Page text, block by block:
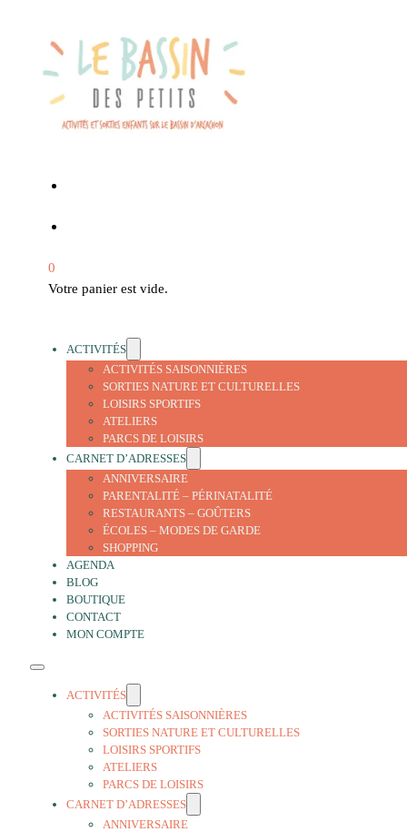
0
Votre panier est vide.
ACTIVITÉS
ACTIVITÉS SAISONNIÈRES
SORTIES NATURE ET CULTURELLES
LOISIRS SPORTIFS
ATELIERS
PARCS DE LOISIRS
CARNET D’ADRESSES
ANNIVERSAIRE
PARENTALITÉ – PÉRINATALITÉ
RESTAURANTS – GOÛTERS
ÉCOLES – MODES DE GARDE
SHOPPING
AGENDA
BLOG
BOUTIQUE
CONTACT
MON COMPTE
ACTIVITÉS
ACTIVITÉS SAISONNIÈRES
SORTIES NATURE ET CULTURELLES
LOISIRS SPORTIFS
ATELIERS
PARCS DE LOISIRS
CARNET D’ADRESSES
ANNIVERSAIRE